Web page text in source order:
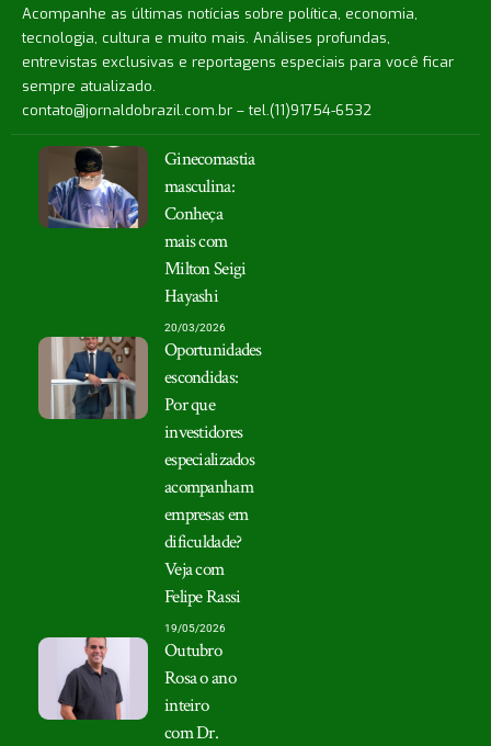
Acompanhe as últimas notícias sobre política, economia,
tecnologia, cultura e muito mais. Análises profundas,
entrevistas exclusivas e reportagens especiais para você ficar
sempre atualizado.
contato@jornaldobrazil.com.br – tel.(11)91754-6532
Ginecomastia
masculina:
Conheça
mais com
Milton Seigi
Hayashi
20/03/2026
Oportunidades
escondidas:
Por que
investidores
especializados
acompanham
empresas em
dificuldade?
Veja com
Felipe Rassi
19/05/2026
Outubro
Rosa o ano
inteiro
com Dr.